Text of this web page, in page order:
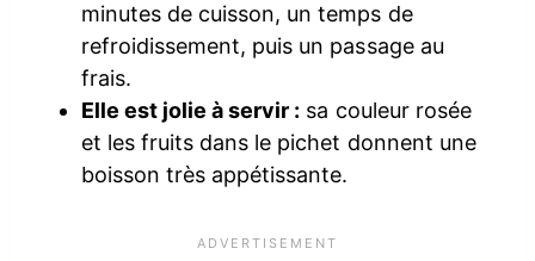
minutes de cuisson, un temps de
refroidissement, puis un passage au
frais.
Elle est jolie à servir : sa couleur rosée
et les fruits dans le pichet donnent une
boisson très appétissante.